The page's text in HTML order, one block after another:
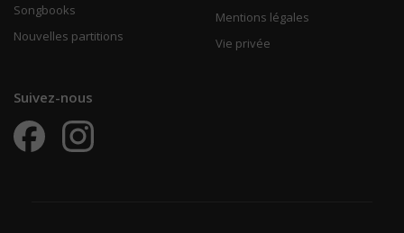
Songbooks
Nouvelles partitions
Mentions légales
Vie privée
Suivez-nous